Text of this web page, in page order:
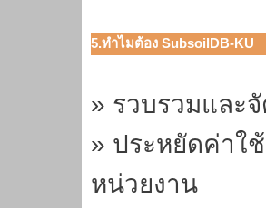
5.ทำไมต้อง SubsoilDB-KU
» รวบรวมและ
» ประหยัดค่าใ
หน่วยงาน